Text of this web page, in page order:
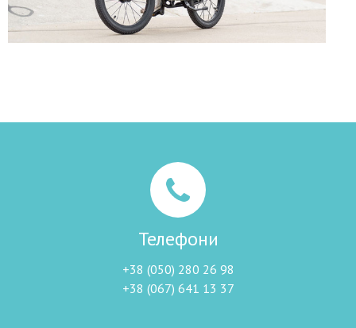
Телефони
+38 (050) 280 26 98
+38 (067) 641 13 37